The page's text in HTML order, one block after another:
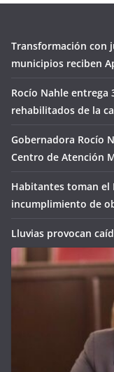
Transformación con
municipios reciben
Rocío Nahle
rehabilitados de la
Gobernadora Rocío
Centro de Atención
Habitantes toman el
incumplimiento de
Lluvias provocan